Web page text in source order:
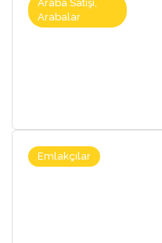
Araba Satışı,
Arabalar
Emlakçılar